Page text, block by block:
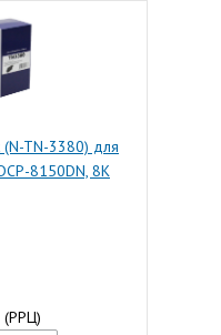
TN-3380) для
8150DN, 8K
(РРЦ)